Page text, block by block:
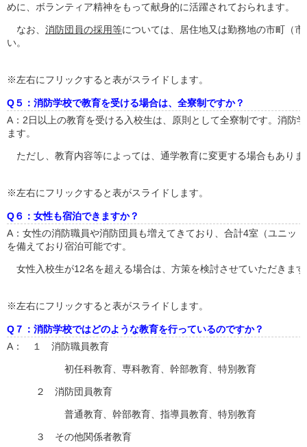
めに、ボランティア精神をもって献身的に活躍されておられます。
なお、 消防団員の採用等については、居住地又は勤務地の市町（
い。
※左右にフリックすると表がスライドします。
Q５：消防学校で教育を受ける場合は、全寮制ですか？
A：2日以上の教育を受ける入校生は、原則として全寮制です。消防
ます。
ただし、教育内容等によっては、通学教育に変更する場合もありま
※左右にフリックすると表がスライドします。
Q６：女性も宿泊できますか？
A：女性の消防職員や消防団員も増えてきており、合計4室（ユニッ
を備えており宿泊可能です。
女性入校生が12名を超える場合は、方策を検討させていただきま
※左右にフリックすると表がスライドします。
Q７：消防学校ではどのような教育を行っているのですか？
A： １ 消防職員教育
初任科教育、専科教育、幹部教育、特別教育
２ 消防団員教育
普通教育、幹部教育、指導員教育、特別教育
３ その他関係者教育